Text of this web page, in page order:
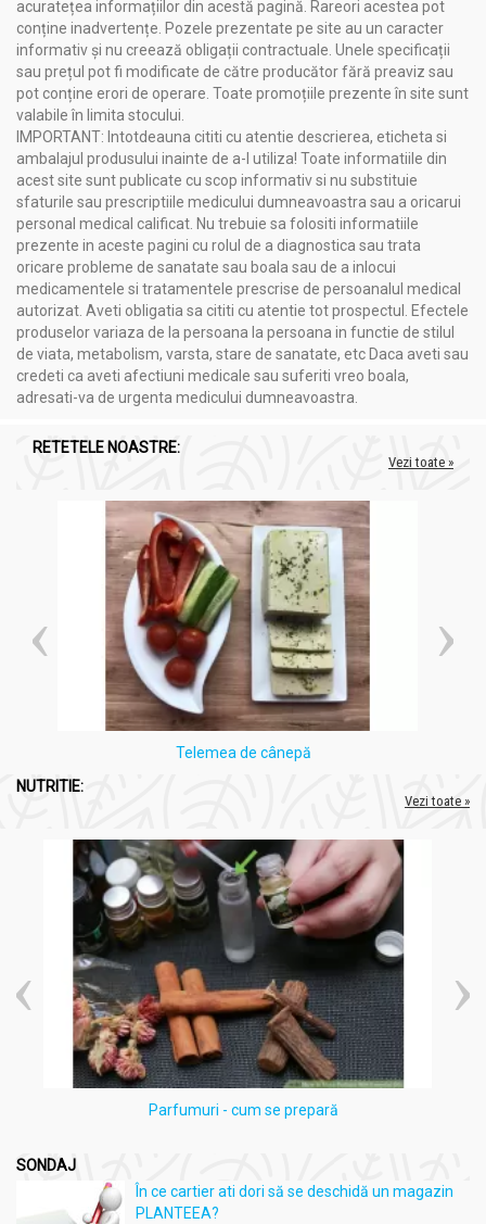
Transpirație nocturnă
Diabet
Gingivită, afte, abcese dentare, răni
Administrare
Ulei salvie 100ml - NERA PLANT
În regim obişnuit de viaţă: 1-2 linguriţe în salate, mâncăruri, la
prepararea produselor de panificaţie.
Pentru persoane cu probleme de sănătate, intern: câte 1
linguriţă de 2-3 ori/zi, înaintea meselor principale.
Produsul este un supliment alimentar şi nu trebuie să
înlocuiască un regim alimentar variat şi echilibrat şi un mod de
viaţă sănătos.
A nu se depăşi doza zilnică recomandată pentru consumul
Contraindicaţii:Nu se recomandă femeilor însărcinate sau care
alăptează (diminuează secreţia de lapte), copiilor şi tinerilor
Condiţii de păstrare: A se păstra bine închis, ferit de umiditate
şi căldură. A nu se lăsa la îndemâna şi la vederea copiilor mici.
acuratețea informațiilor din acestă pagină. Rareori acestea pot
conține inadvertențe. Pozele prezentate pe site au un caracter
informativ și nu creează obligații contractuale. Unele specificații
sau prețul pot fi modificate de către producător fără preaviz sau
pot conține erori de operare. Toate promoțiile prezente în site sunt
valabile în limita stocului.
IMPORTANT: Intotdeauna cititi cu atentie descrierea, eticheta si
ambalajul produsului inainte de a-l utiliza! Toate informatiile din
acest site sunt publicate cu scop informativ si nu substituie
sfaturile sau prescriptiile medicului dumneavoastra sau a oricarui
personal medical calificat. Nu trebuie sa folositi informatiile
prezente in aceste pagini cu rolul de a diagnostica sau trata
oricare probleme de sanatate sau boala sau de a inlocui
medicamentele si tratamentele prescrise de persoanalul medical
autorizat. Aveti obligatia sa cititi cu atentie tot prospectul. Efectele
produselor variaza de la persoana la persoana in functie de stilul
de viata, metabolism, varsta, stare de sanatate, etc Daca aveti sau
credeti ca aveti afectiuni medicale sau suferiti vreo boala,
adresati-va de urgenta medicului dumneavoastra.
RETETELE NOASTRE:
Vezi toate »
Telemea de cânepă
NUTRITIE:
Vezi toate »
Parfumuri - cum se prepară
SONDAJ
În ce cartier ati dori să se deschidă un magazin
PLANTEEA?